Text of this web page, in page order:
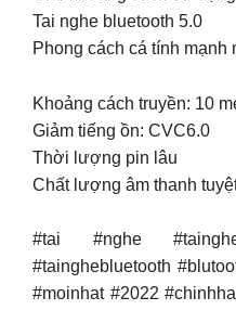
Tai nghe bluetooth 5.0
Phong cách cá tính mạnh
Khoảng cách truyền: 10
Giảm tiếng ồn: CVC6.0
Thời lượng pin lâu
Chất lượng âm thanh
#tai #nghe
#tainghebluetooth
#moinhat #2022